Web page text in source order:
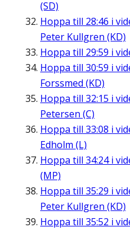
(SD)
Hoppa till 28:46 i
Peter Kullgren (KD)
Hoppa till 29:59 i
Hoppa till 30:59 i
Forssmed (KD)
Hoppa till 32:15 i
Petersen (C)
Hoppa till 33:08 i
Edholm (L)
Hoppa till 34:24i
(MP)
Hoppa till 35:29 i
Peter Kullgren (KD)
Hoppa till 35:52 i